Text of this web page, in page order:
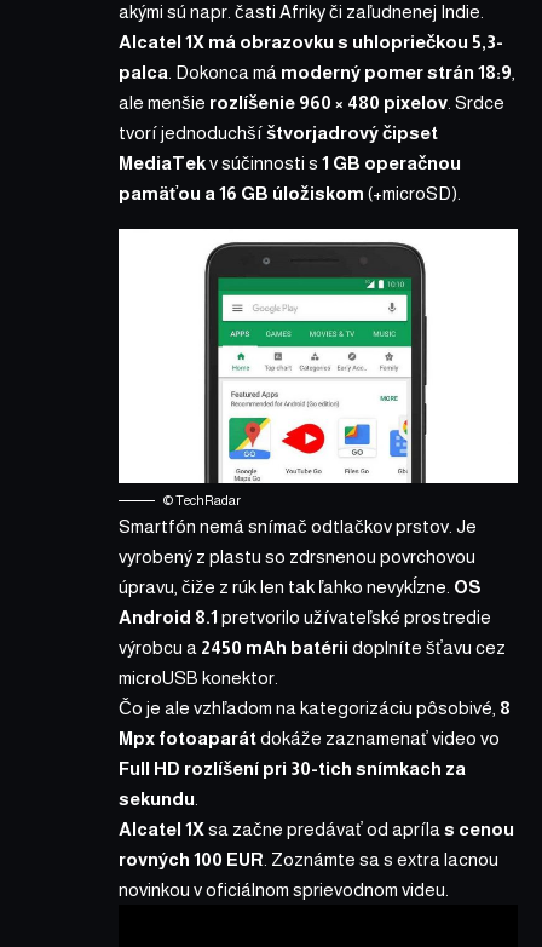
akými sú napr. časti Afriky či zaľudnenej Indie.
Alcatel 1X má obrazovku s uhlopriečkou 5,3-
palca . Dokonca má moderný pomer strán 18:9
ale menšie rozlíšenie 960 × 480 pixelov . Srdce
tvorí jednoduchšíštvorjadrový čipset
MediaTekv súčinnosti s 1 GB operačnou
pamäťou a 16 GB úložiskom (+microSD).
© TechRadar
Smartfón nemá snímač odtlačkov prstov. Je
vyrobený z plastu so zdrsnenou povrchovou
úpravu, čiže z rúk len tak ľahko nevykĺzne. OS
Android 8.1 pretvorilo užívateľské prostredie
výrobcu a 2450 mAh batérii doplníte šťavu cez
microUSB konektor.
Čo je ale vzhľadom na kategorizáciu pôsobivé, 8
Mpx fotoaparátdokáže zaznamenať video vo
Full HD rozlíšení pri 30-tich snímkach za
sekundu
Alcatel 1Xsa začne predávať od apríla s cenou
rovných 100 EUR . Zoznámte sa s extra lacnou
novinkou v oficiálnom sprievodnom videu.